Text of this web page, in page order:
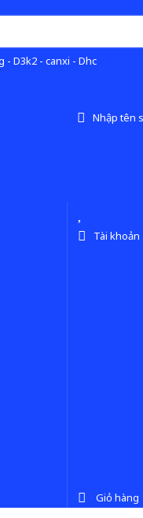
- D3k2 - canxi - Dhc
Nhập tên
Tài khoản
Giỏ hàng